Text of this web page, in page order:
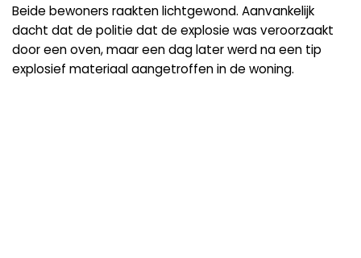
Beide bewoners raakten lichtgewond. Aanvankelijk
dacht dat de politie dat de explosie was veroorzaakt
door een oven, maar een dag later werd na een tip
explosief materiaal aangetroffen in de woning.